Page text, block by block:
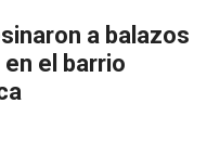
a balazos
el barrio